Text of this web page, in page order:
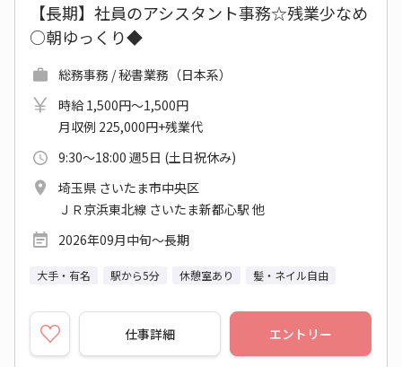
【長期】社員のアシスタント事務☆残業少なめ
○朝ゆっくり◆
総務事務 / 秘書業務（日本系）
時給 1,500円～1,500円
月収例 225,000円+残業代
9:30～18:00 週5日 (土日祝休み)
埼玉県 さいたま市中央区
ＪＲ京浜東北線 さいたま新都心駅 他
2026年09月中旬～長期
大手・有名 駅から5分 休憩室あり 髪・ネイル自由
仕事詳細 エントリー